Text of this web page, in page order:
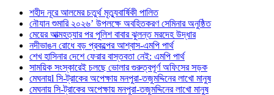
শহীদ নূরে আলমের চতুর্থ মৃত্যুবার্ষিকী পালিত
নৌযান শুমারি ২০২৬’ উপলক্ষে অবহিতকরণ সেমিনার অনুষ্ঠিত
মেয়ের আত্মহত্যার পর পুলিশ বাবার ঝুলন্ত মরদেহ উদ্ধার
নদীভাঙন রোধে বড় প্রকল্পের আশ্বাস-এমপি পার্থ
শেখ হাসিনার দেশে ফেরার বাস্তবতা নেই: এমপি পার্থ
সাময়িক সংস্কারেই চলছে ভোলার গুরুত্বপূর্ণ অফিসের সড়ক
মেঘনায়l সি-ট্রাকের অপেক্ষায় মনপুরা-তজুমদ্দিনের লাখো মানুষ
মেঘনায় সি-ট্রাকের অপেক্ষায় মনপুরা-তজুমদ্দিনের লাখো মানুষ